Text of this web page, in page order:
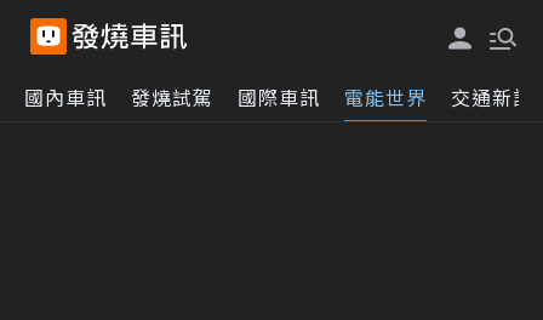
國內車訊 發燒試駕 國際車訊 電能世界 交通新訊